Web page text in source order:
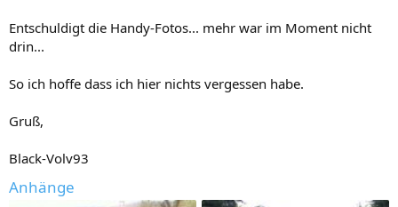
Entschuldigt die Handy-Fotos... mehr war im Moment nicht
drin...
So ich hoffe dass ich hier nichts vergessen habe.
Gruß,
Black-Volv93
Anhänge